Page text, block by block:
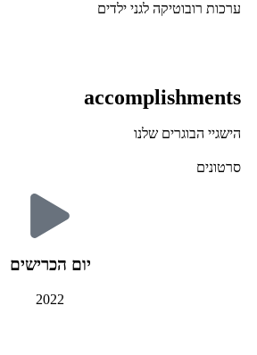
ערכות רובוטיקה לגני ילדים
accomplishments
הישגיי הבוגרים שלנו
סרטונים
יום הכרישים
2022